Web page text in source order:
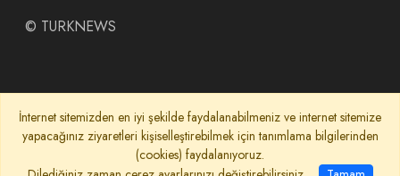
© TURKNEWS
İnternet sitemizden en iyi şekilde faydalanabilmeniz ve internet sitemize
yapacağınız ziyaretleri kişiselleştirebilmek için tanımlama bilgilerinden
(cookies) faydalanıyoruz.